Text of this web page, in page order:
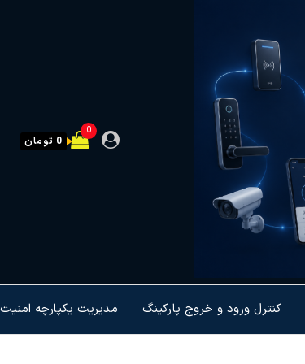
0
0 تومان
مدیریت یکپارچه امنیت کنترل ورود و خروج پارکینگ